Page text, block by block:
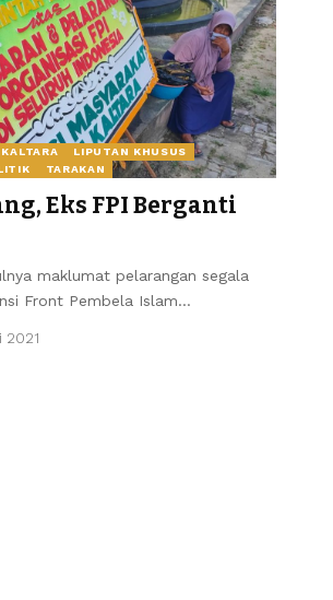
KALTARA
LIPUTAN KHUSUS
TARAKAN
Eks FPI Berganti
maklumat pelarangan segala
Front Pembela Islam…
2021